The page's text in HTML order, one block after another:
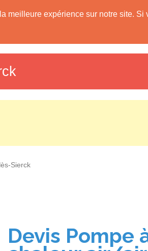
meilleure expérience sur notre site.
à Chaleur
Sierck